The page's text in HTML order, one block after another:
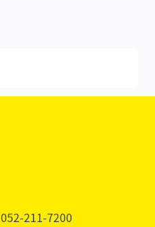
052-211-7200